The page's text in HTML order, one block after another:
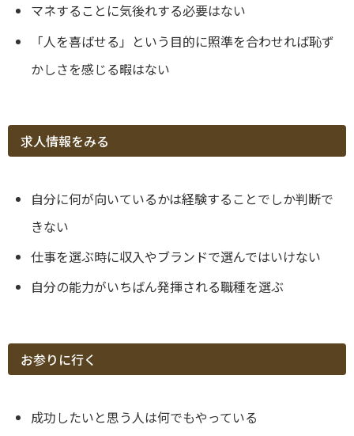
マネすることに気後れする必要はない
「人を喜ばせる」という目的に照準を合わせれば恥ず
かしさを感じる暇はない
求人情報をみる
自分に何が向いているかは経験することでしか判断で
きない
仕事を選ぶ時に収入やブランドで選んではいけない
自分の能力がいちばん発揮される職種を選ぶ
お参りに行く
成功したいと思う人は何でもやっている